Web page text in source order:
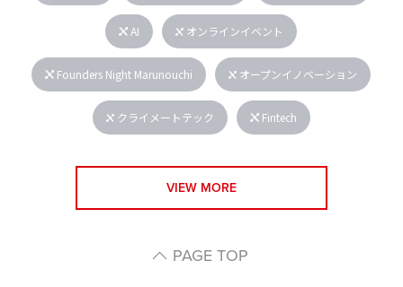
AI オンラインイベント
Founders Night Marunouchi オープンイノベーション
クライメートテック Fintech
VIEW MORE
PAGE TOP